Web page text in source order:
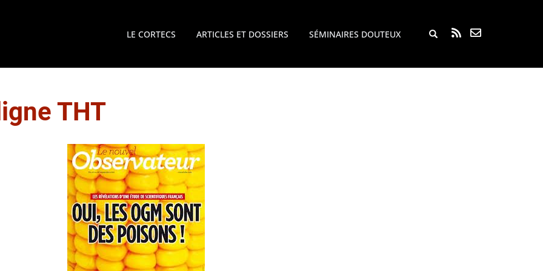
LE CORTECS ARTICLES ET DOSSIERS SÉMINAIRES DOUTEUX Rechercher...
ligne THT